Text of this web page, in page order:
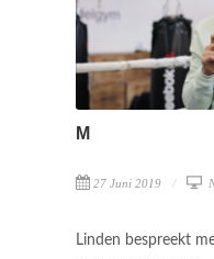
M
27 Juni 2019
Linden bespreekt